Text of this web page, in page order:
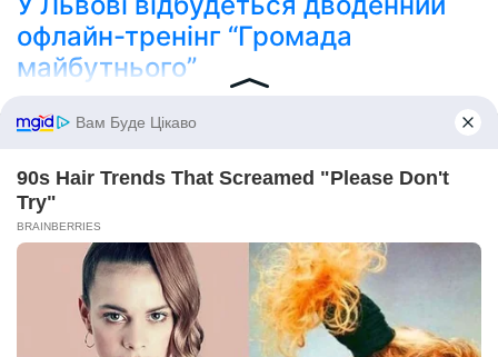
офлайн-тренінг “Громада
майбутнього”
Point Lviv
Сайт працює на WordPress|Тема:Newsesза
Themeansar.
Home